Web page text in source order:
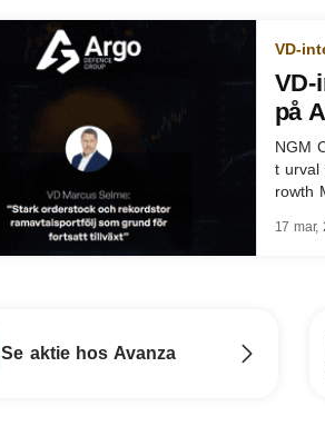
VD-
VD-
på
NGM
t urval
rowth
17 mar,
Se aktie hos Avanza